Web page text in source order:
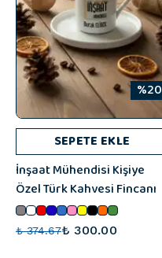
%20
SEPETE EKLE
İnşaat Mühendisi Kişiye
Özel Türk Kahvesi Fincanı
₺ 374.67₺ 300.00